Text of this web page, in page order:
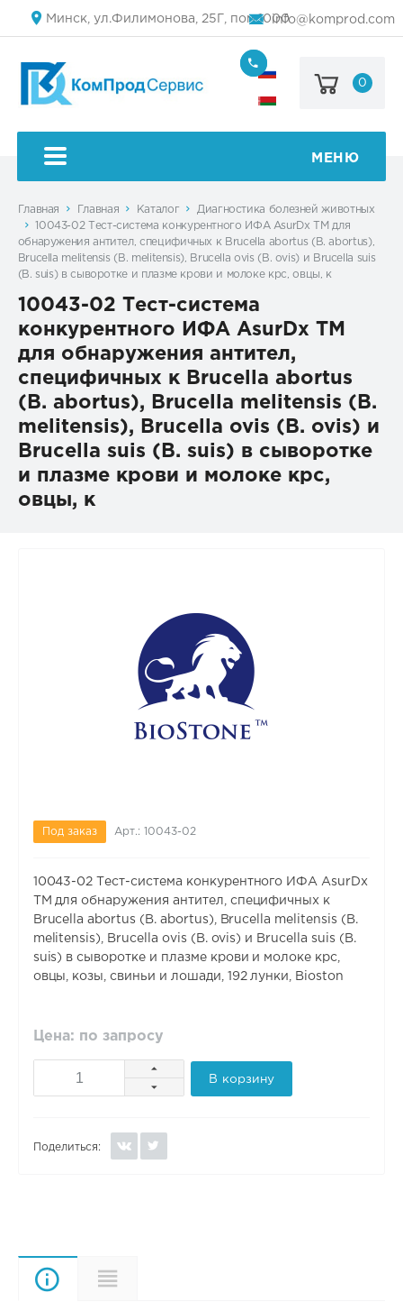
Минск, ул.Филимонова, 25Г, пом.1000info@komprod.com
(499)
444-
50
0
МЕНЮ
Главная Главная Каталог
Диагностика болезней животных
10043-02 Тест-система конкурентного ИФА AsurDx TM для
обнаружения антител, специфичных к Brucella abortus (B. abortus),
Brucella melitensis (B. melitensis), Brucella ovis (B. ovis) и Brucella suis
(B. suis) в сыворотке и плазме крови и молоке крс, овцы, к
10043-02 Тест-система
конкурентного ИФА AsurDx TM
для обнаружения антител,
специфичных к Brucella abortus
(B. abortus), Brucella melitensis (B.
melitensis), Brucella ovis (B. ovis) и
Brucella suis (B. suis) в сыворотке
и плазме крови и молоке крс,
овцы, к
Под заказ Арт.: 10043-02
10043-02 Тест-система конкурентного ИФА AsurDx
TM для обнаружения антител, специфичных к
Brucella abortus (B. abortus), Brucella melitensis (B.
melitensis), Brucella ovis (B. ovis) и Brucella suis (B.
suis) в сыворотке и плазме крови и молоке крс,
овцы, козы, свиньи и лошади, 192 лунки, Bioston
Цена: по запросу
В корзину
Поделиться:
Описание